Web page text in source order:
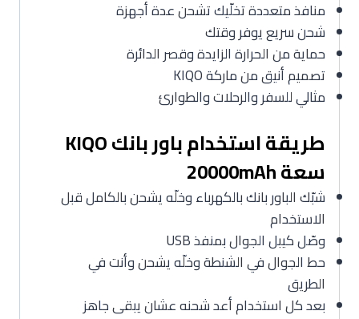
منافذ متعددة تخلّيك تشحن عدة أجهزة
شحن سريع يوفر وقتك
حماية من الحرارة الزايدة وقصر الدائرة
تصميم أنيق من ماركة KIQO
مثالي للسفر والرحلات والطوارئ
طريقة استخدام باور بانك KIQO
سعة 20000mAh
شبّك الباور بانك بالكهرباء وخلّه يشحن بالكامل قبل
الاستخدام
وصّل كيبل الجوال بمنفذ USB
حط الجوال في الشنطة وخلّه يشحن وأنت في
الطريق
بعد كل استخدام أعد شحنه عشان يبقى جاهز